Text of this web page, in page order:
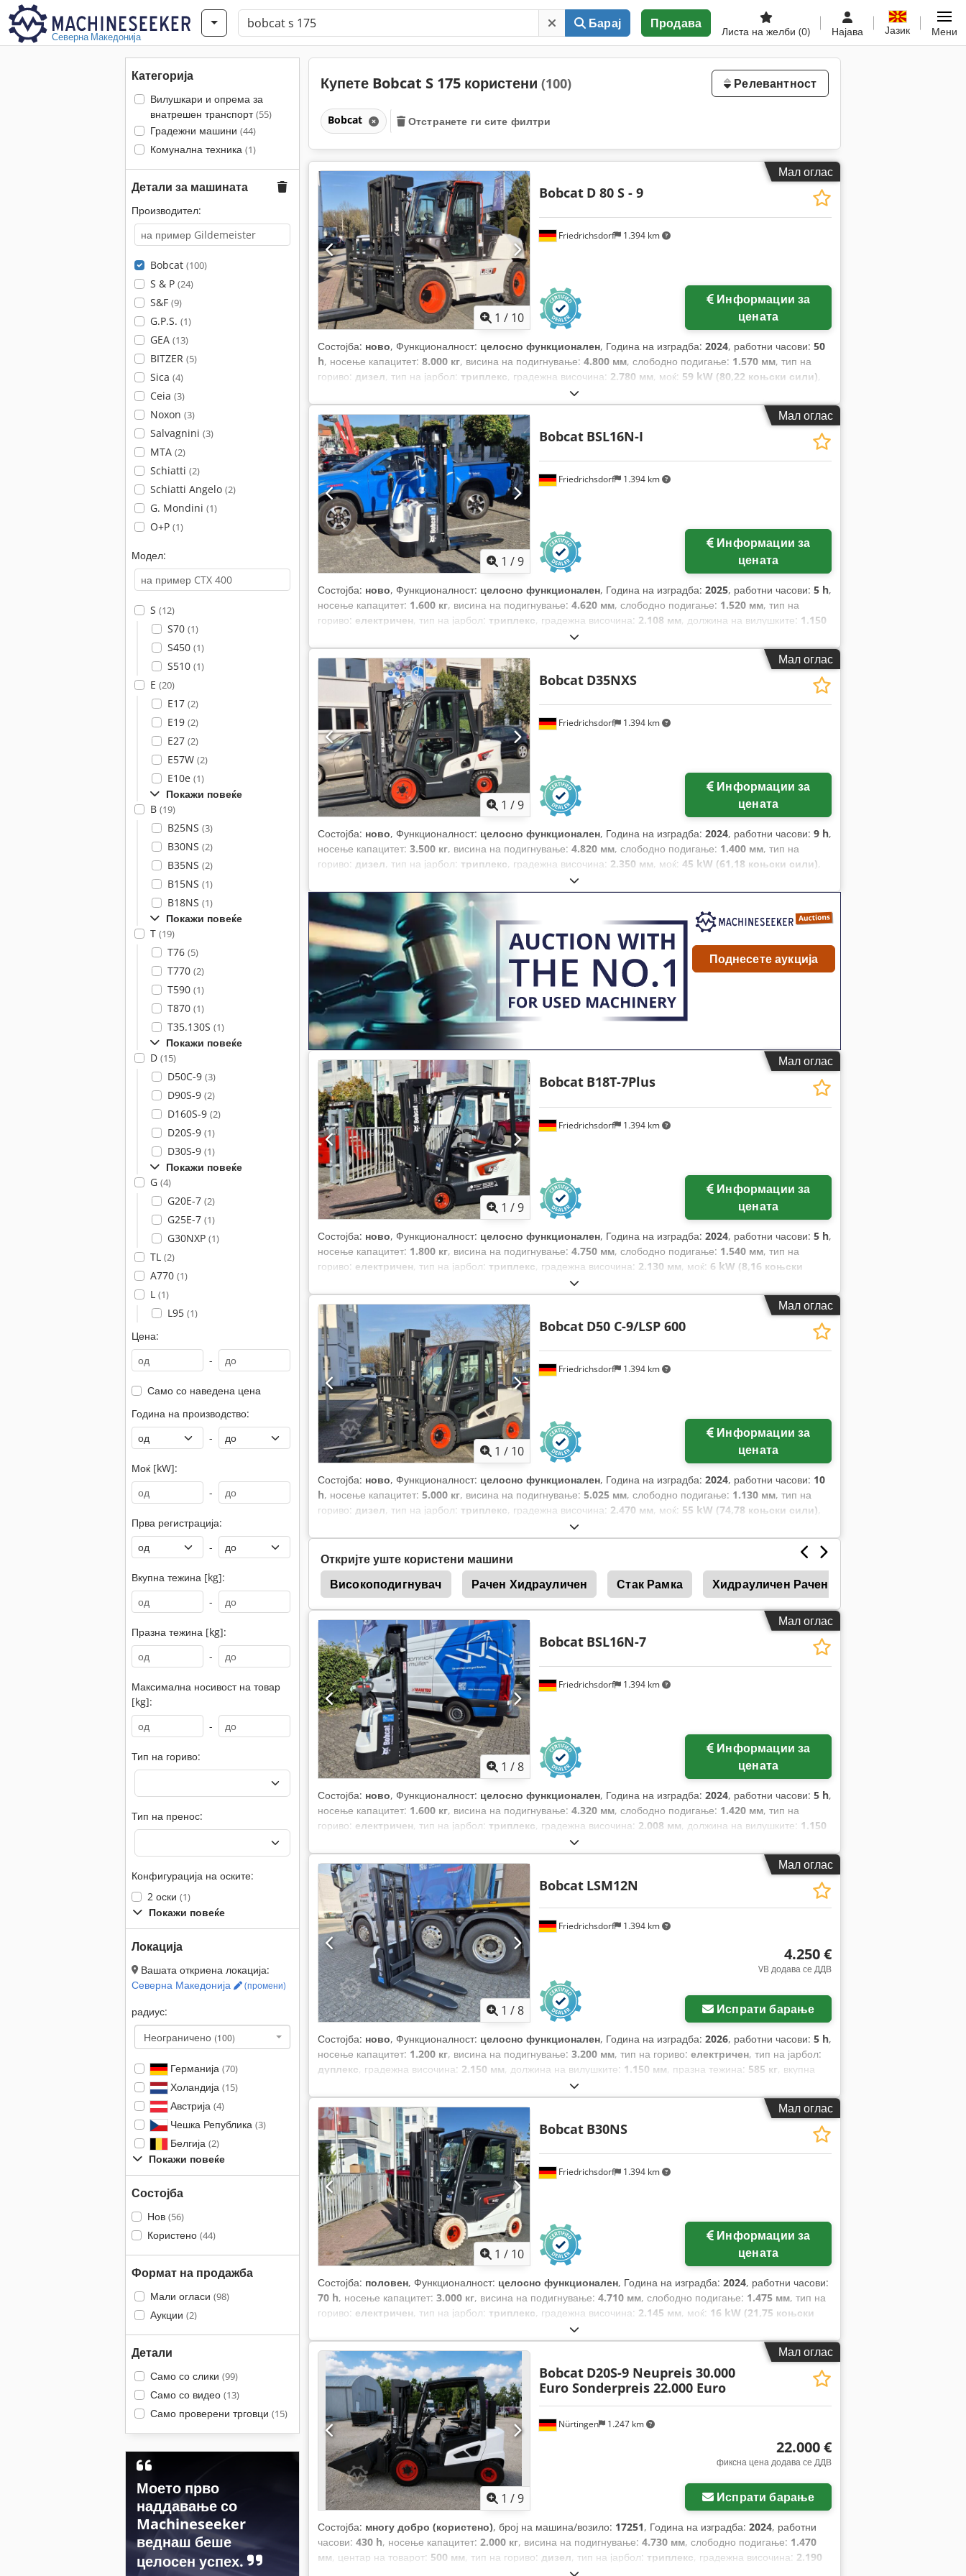
Северна Македонија
Барај Продава
Листа на желби (0) Најава Јазик Мени
Категорија
Вилушкари и опрема за
внатрешен транспорт(55)
Градежни машини (44)
Комунална техника (1)
Детали за машината
Производител:
Bobcat (100)
S & P (24)
S&F (9)
G.P.S. (1)
GEA (13)
BITZER (5)
Sica (4)
Ceia (3)
Noxon (3)
Salvagnini (3)
MTA (2)
Schiatti (2)
Schiatti Angelo (2)
G. Mondini (1)
O+P (1)
Модел:
S (12)
S70 (1)
S450 (1)
S510 (1)
E (20)
E17 (2)
E19 (2)
E27 (2)
E57W (2)
E10e (1)
Покажи повеќе
B (19)
B25NS (3)
B30NS (2)
B35NS (2)
B15NS (1)
B18NS (1)
Покажи повеќе
T (19)
T76 (5)
T770 (2)
T590 (1)
T870 (1)
T35.130S (1)
Покажи повеќе
D (15)
D50C-9 (3)
D90S-9 (2)
D160S-9 (2)
D20S-9 (1)
D30S-9 (1)
Покажи повеќе
G (4)
G20E-7 (2)
G25E-7 (1)
G30NXP (1)
TL (2)
A770 (1)
L (1)
L95 (1)
Цена:
-
Само со наведена цена
Година на производство:
-
Моќ [kW]:
-
Прва регистрација:
-
Вкупна тежина [kg]:
-
Празна тежина [kg]:
-
Максимална носивост на товар
[kg]:
-
Тип на гориво:
Тип на пренос:
Конфигурација на оските:
2 оски (1)
Покажи повеќе
Локација
Вашата откриена локација:
Северна Македонија
(промени)
радиус:
Неограничено (100)
Германија (70)
Холандија (15)
Австрија (4)
Чешка Република (3)
Белгија (2)
Покажи повеќе
Состојба
Нов (56)
Користено (44)
Формат на продажба
Мали огласи (98)
Аукции (2)
Детали
Само со слики (99)
Само со видео (13)
Само проверени трговци (15)
Моето прво
наддавање со
Machineseeker
веднаш беше
целосен успех.
Купете Bobcat S 175 користени (100) Релевантност
Bobcat Отстранете ги сите филтри
Мал оглас
1 / 10
Friedrichsdorf 1.394 km
Bobcat D 80 S - 9
цената
Состојба: ново, Функционалност: целосно функционален, Година на изградба: 2024, работни часови: 50
h, носење капацитет: 8.000 кг, висина на подигнување: 4.800 мм, слободно подигање: 1.570 мм, тип на
гориво: дизел, тип на јарбол: триплекс, градежна височина: 2.780 мм, моќ: 59 kW (80,22 коњски сили),
, должина на вилушките:
на погон:Diesel,
Мал оглас
1 /9
Friedrichsdorf 1.394 km
Bobcat BSL16N-I
цената
Состојба: ново, Функционалност: целосно функционален, Година на изградба: 2025, работни часови: 5 h,
носење капацитет: 1.600 кг, висина на подигнување: 4.620 мм, слободно подигање: 1.520 мм, тип на
гориво: електричен, тип на јарбол: триплекс, градежна височина: 2.108 мм, должина на вилушките: 1.150
1.964 мм
Мал оглас
1 /9
Friedrichsdorf 1.394 km
Bobcat D35NXS
цената
Состојба: ново, Функционалност: целосно функционален, Година на изградба: 2024, работни часови: 9 h,
носење капацитет: 3.500 кг, висина на подигнување: 4.820 мм, слободно подигање: 1.400 мм, тип на
гориво: дизел, тип на јарбол: триплекс, градежна височина: 2.350 мм, моќ: 45 kW (61,18 коњски сили),
, должина на вилушките:
вкупна должина:2.750 мм, тип на погон:Diesel, градежна ширина:1.290 мм,
Поднесете аукција
Мал оглас
1 /9
Friedrichsdorf 1.394 km
Bobcat B18T-7Plus
цената
Состојба: ново, Функционалност: целосно функционален, Година на изградба: 2024, работни часови: 5 h,
носење капацитет: 1.800 кг, висина на подигнување: 4.750 мм, слободно подигање: 1.540 мм, тип на
гориво: електричен, тип на јарбол: триплекс, градежна височина: 2.130 мм, моќ: 6 kW (8,16 коњски
, должина на вилушките:
кг, вкупна должина:1.991 мм, тип на погон:Elektro, градежна ширина:1.090 мм,
Мал оглас
1 / 10
Friedrichsdorf 1.394 km
Bobcat D50 C-9/LSP 600
цената
Состојба: ново, Функционалност: целосно функционален, Година на изградба: 2024, работни часови: 10
h, носење капацитет: 5.000 кг, висина на подигнување: 5.025 мм, слободно подигање: 1.130 мм, тип на
гориво: дизел, тип на јарбол: триплекс, градежна височина: 2.470 мм, моќ: 55 kW (74,78 коњски сили),
, должина на вилушките:
вкупна должина:3.300 мм, тип на погон:Diesel, градежна ширина:1.455 мм,
Откријте уште користени машини
Високоподигнувач
Рачен Хидрауличен Стак Рамка Хидрауличен Рачен Вентил
Виљушка Виљушкар Вилици
Мал оглас
1 /8
Friedrichsdorf 1.394 km
Bobcat BSL16N-7
цената
Состојба: ново, Функционалност: целосно функционален, Година на изградба: 2024, работни часови: 5 h,
носење капацитет: 1.600 кг, висина на подигнување: 4.320 мм, слободно подигање: 1.420 мм, тип на
гориво: електричен, тип на јарбол: триплекс, градежна височина: 2.008 мм, должина на вилушките: 1.150
1.964 мм
Мал оглас
1 /8
Friedrichsdorf 1.394 km
Bobcat LSM12N
4.250 €
VB додава се ДДВ
Испрати барање
Состојба: ново, Функционалност: целосно функционален, Година на изградба: 2026, работни часови: 5 h,
носење капацитет: 1.200 кг, висина на подигнување: 3.200 мм, тип на гориво: електричен, тип на јарбол:
дуплекс, градежна височина: 2.150 мм, должина на вилушките: 1.150 мм, празна тежина: 585 кг, вкупна
, градежна ширина:
Мал оглас
1 / 10
Friedrichsdorf 1.394 km
Bobcat B30NS
цената
Состојба: половен, Функционалност: целосно функционален, Година на изградба: 2024, работни часови:
70 h, носење капацитет: 3.000 кг, висина на подигнување: 4.710 мм, слободно подигање: 1.475 мм, тип на
гориво: електричен, тип на јарбол: триплекс, градежна височина: 2.145 мм, моќ: 16 kW (21,75 коњски
, должина на вилушките:
кг, вкупна должина:2.520 мм, тип на погон:Elektro, градежна ширина:1.244 мм,
Мал оглас
1 /9
Nürtingen 1.247 km
Bobcat D20S-9 Neupreis 30.000
Euro Sonderpreis 22.000 Euro
22.000 €
фиксна цена додава се ДДВ
Испрати барање
Состојба: многу добро (користено), број на машина/возило: 17251, Година на изградба: 2024, работни
часови: 430 h, носење капацитет: 2.000 кг, висина на подигнување: 4.730 мм, слободно подигање: 1.470
мм, центар на товарот: 500 мм, тип на гориво: дизел, тип на јарбол: триплекс, градежна височина: 2.190
, големина на предната гума: